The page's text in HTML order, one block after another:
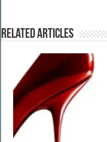
Related Articles